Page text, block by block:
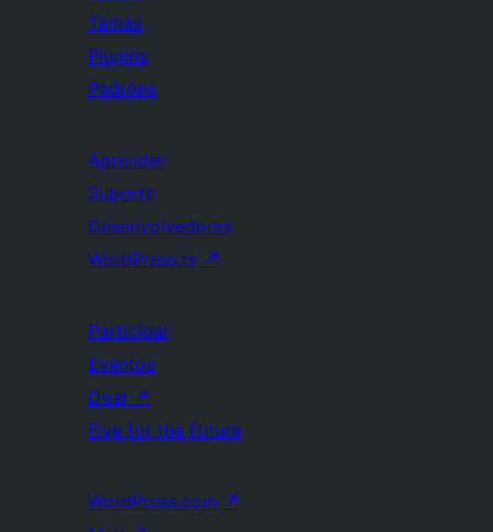
Temas
Plugins
Padrões
Aprender
Suporte
Desenvolvedores
WordPress.tv ↗
Participar
Eventos
Doar ↗
Five for the Future
WordPress.com ↗